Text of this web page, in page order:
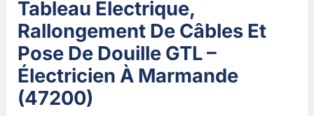
Tableau Électrique,
Rallongement De Câbles Et
Pose De Douille GTL –
Électricien À Marmande
(47200)